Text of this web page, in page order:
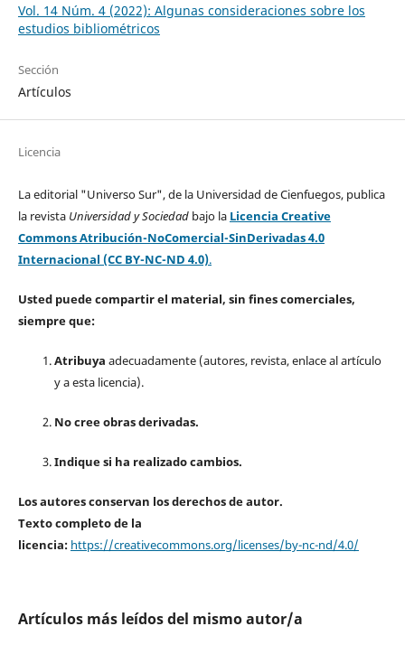
Vol. 14 Núm. 4 (2022): Algunas consideraciones sobre los
estudios bibliométricos
Sección
Artículos
Licencia
La editorial "Universo Sur", de la Universidad de Cienfuegos, publica
la revista Universidad y Sociedad bajo la Licencia Creative
Commons Atribución-NoComercial-SinDerivadas 4.0
Internacional (CC BY-NC-ND 4.0).
Usted puede compartir el material, sin fines comerciales,
siempre que:
Atribuya adecuadamente (autores, revista, enlace al artículo
y a esta licencia).
No cree obras derivadas.
Indique si ha realizado cambios.
Los autores conservan los derechos de autor.
Texto completo de la
licencia: https://creativecommons.org/licenses/by-nc-nd/4.0/
Artículos más leídos del mismo autor/a